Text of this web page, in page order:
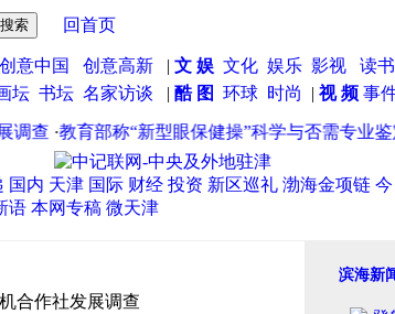
回首页
创意中国 创意高新 | 文 娱 文化 娱乐 影视 读书
坛 书坛 名家访谈 | 酷 图 环球 时尚 | 视 频事
·教育部称“新型眼保健操”科学与否需专业鉴定·心
国内 天津 国际 财经 投资 新区巡礼 渤海金项链
语 本网专稿 微天津
合作社发展调查
滨海新